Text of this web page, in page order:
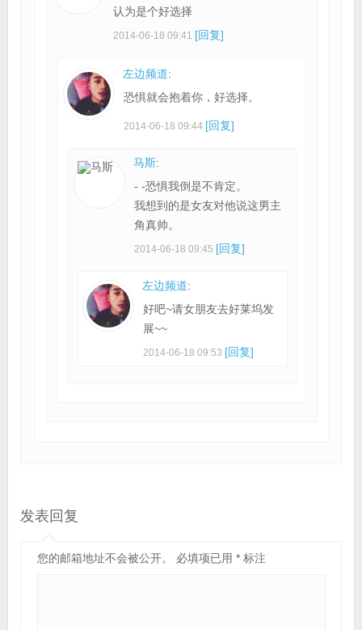
认为是个好选择
2014-06-18 09:41 [回复]
左边频道:
恐惧就会抱着你，好选择。
2014-06-18 09:44 [回复]
马斯:
- -恐惧我倒是不肯定。
我想到的是女友对他说这男主
角真帅。
2014-06-18 09:45 [回复]
左边频道:
好吧~请女朋友去好莱坞发
展~~
2014-06-18 09:53 [回复]
发表回复
您的邮箱地址不会被公开。 必填项已用 *标注